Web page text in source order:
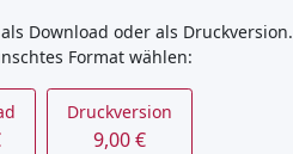
Download oder als Druckversion.
Format wählen:
Druckversion
9,00 €